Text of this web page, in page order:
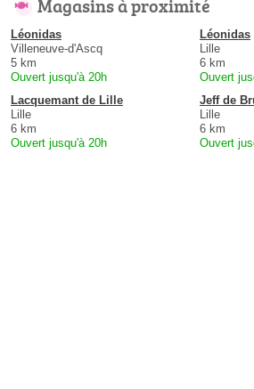
Magasins à proximité
Léonidas
Villeneuve-d'Ascq
5 km
Ouvert jusqu'à 20h
Léonidas
Lille
6 km
Ouvert
Lacquemant de Lille
Lille
6 km
Ouvert jusqu'à 20h
Jeff de
Lille
6 km
Ouvert